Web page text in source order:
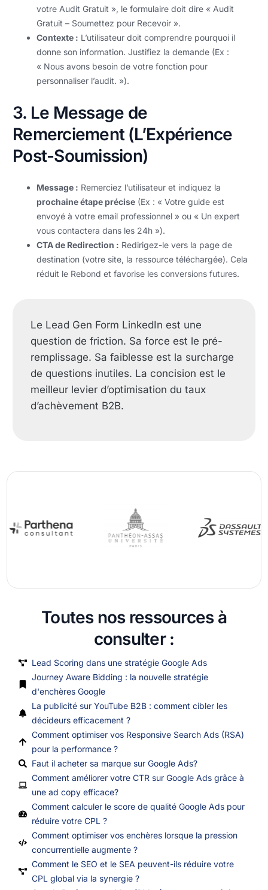
votre Audit Gratuit », le formulaire doit dire « Audit
Gratuit – Soumettez pour Recevoir ».
Contexte : L’utilisateur doit comprendre pourquoi il
donne son information. Justifiez la demande (Ex :
« Nous avons besoin de votre fonction pour
personnaliser l’audit. »).
3. Le Message de
Remerciement (L’Expérience
Post-Soumission)
Message : Remerciez l’utilisateur et indiquez la
prochaine étape précise (Ex : « Votre guide est
envoyé à votre email professionnel » ou « Un expert
vous contactera dans les 24h »).
CTA de Redirection : Redirigez-le vers la page de
destination (votre site, la ressource téléchargée). Cela
réduit le Rebond et favorise les conversions futures.
Le Lead Gen Form LinkedIn est une
question de friction. Sa force est le pré-
remplissage. Sa faiblesse est la surcharge
de questions inutiles. La concision est le
meilleur levier d’optimisation du taux
d’achèvement B2B.
Toutes nos ressources à
consulter :
Lead Scoring dans une stratégie Google Ads
Journey Aware Bidding : la nouvelle stratégie
d'enchères Google
La publicité sur YouTube B2B : comment cibler les
décideurs efficacement ?
Comment optimiser vos Responsive Search Ads (RSA)
pour la performance ?
Faut il acheter sa marque sur Google Ads?
Comment améliorer votre CTR sur Google Ads grâce à
une ad copy efficace?
Comment calculer le score de qualité Google Ads pour
réduire votre CPL ?
Comment optimiser vos enchères lorsque la pression
concurrentielle augmente ?
Comment le SEO et le SEA peuvent-ils réduire votre
CPL global via la synergie ?